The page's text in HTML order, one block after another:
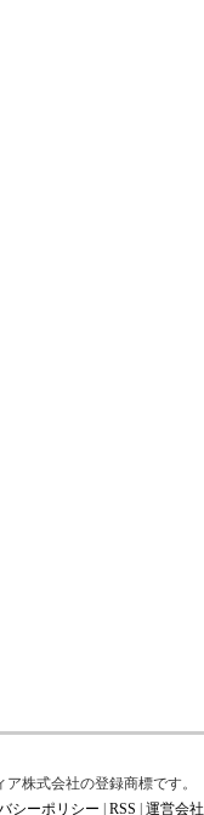
株式会社の登録商標です。
シーポリシー RSS 運営会社